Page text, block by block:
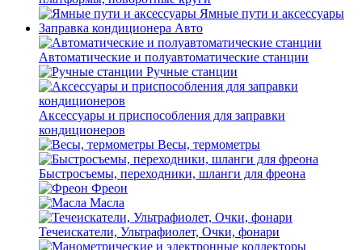
Ямные пути и аксессуары
Заправка кондиционера Авто
Автоматические и полуавтоматические станции
Ручные станции
Аксессуары и приспособления для заправки
кондиционеров
Весы, термометры
Быстросъемы, переходники, шланги для фреона
Фреон
Масла
Течеискатели, Ультрафиолет, Очки, фонари